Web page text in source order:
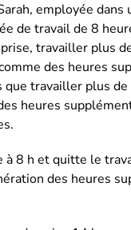
employée dans
de travail de 8
travailler plus
des heures
que travailler plus
heures
à 8 h et quitte le
des heures